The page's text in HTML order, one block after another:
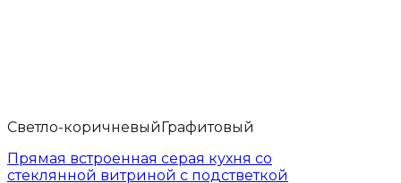
Светло-коричневый Графитовый
Прямая встроенная серая кухня со
стеклянной витриной с подстветкой